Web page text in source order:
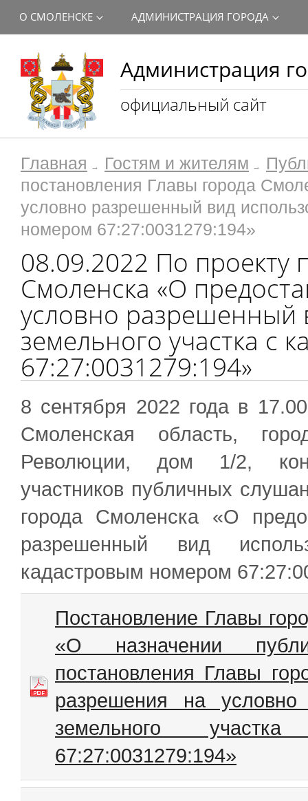
Администрация
официальный сайт
О СМОЛЕНСКЕ АДМИНИСТРАЦИЯ ГОРОДА
Главная Гостям и жителям
постановления Главы города
условно разрешенный вид
номером 67:27:0031279:194»
08.09.2022 По проекту
Смоленска «О
условно разрешенный
земельного участка с
67:27:0031279:194»
8 сентября 2022 года в
Смоленская область,
Революции, дом 1/2,
участников публичных
города Смоленска «О
разрешенный вид
кадастровым номером
Постановление Главы
«О назначении
постановления Главы
разрешения на
земельного
67:27:0031279:194»